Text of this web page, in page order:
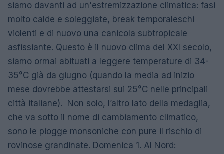
siamo davanti ad un'estremizzazione climatica: fasi
molto calde e soleggiate, break temporaleschi
violenti e di nuovo una canicola subtropicale
asfissiante. Questo è il nuovo clima del XXI secolo,
siamo ormai abituati a leggere temperature di 34-
35°C già da giugno (quando la media ad inizio
mese dovrebbe attestarsi sui 25°C nelle principali
città italiane). Non solo, l’altro lato della medaglia,
che va sotto il nome di cambiamento climatico,
sono le piogge monsoniche con pure il rischio di
rovinose grandinate. Domenica 1. Al Nord: